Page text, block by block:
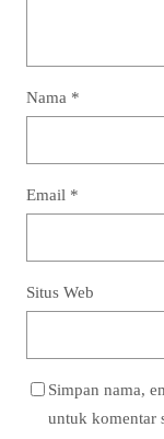
Nama *
Email *
Situs Web
Simpan nama,
untuk komentar